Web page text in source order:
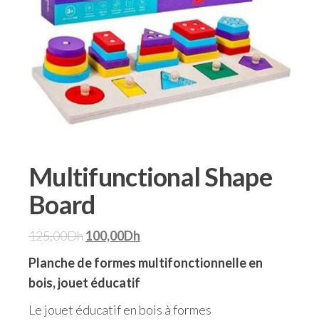
Multifunctional Shape
Board
125,00Dh100,00Dh
Planche de formes multifonctionnelle en
bois, jouet éducatif
Le jouet éducatif en bois à formes